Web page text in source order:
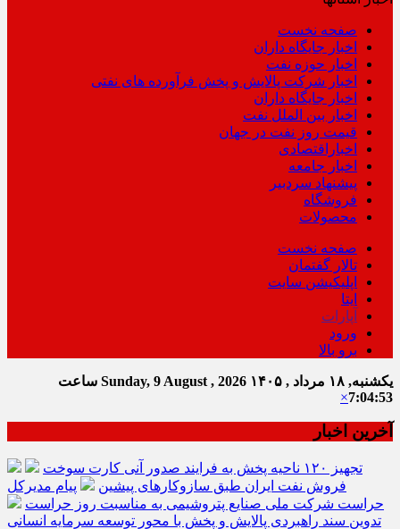
صفحه نخست
اخبار جایگاه داران
اخبار حوزه نفت
اخبار شرکت پالایش و پخش فرآورده های نفتی
اخبار جایگاه داران
اخبار بین الملل نفت
قیمت روز نفت در جهان
اخباراقتصادی
اخبار جامعه
پیشنهاد سردبیر
فروشگاه
محصولات
صفحه نخست
تالار گفتمان
اپلیکیشن سایت
ایتا
آپارات
ورود
برو بالا
یکشنبه, ۱۸ مرداد , ۱۴۰۵ Sunday, 9 August , 2026 ساعت
7:04:54
×
آخرین اخبار
تجهیز ۱۲۰ ناحیه پخش به فرایند صدور آنی کارت سوخت
فروش نفت ایران طبق سازوکارهای پیشین
پیام مدیرکل
حراست شرکت ملی صنایع پتروشیمی به مناسبت روز حراست
تدوین سند راهبردی پالایش و پخش با محور توسعه سرمایه انسانی